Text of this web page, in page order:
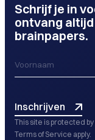
Schrijf je in
ontvang
brainpapers.
Inschrijven
This site is protected
Terms of Service apply.